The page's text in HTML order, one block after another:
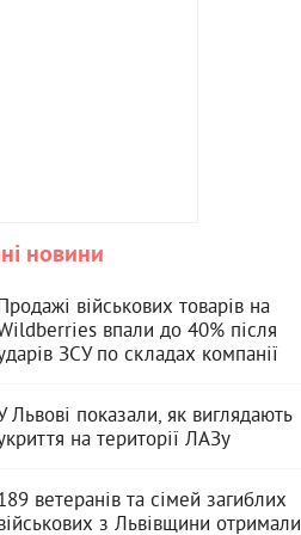
новини
військових товарів на
впали до 40% після
ЗСУ по складах компанії
Львові показали, як виглядають
на території ЛАЗу
ветеранів та сімей загиблих
з Львівщини отримали